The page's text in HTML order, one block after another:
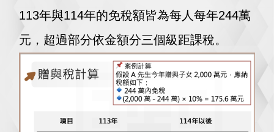
113年與114年的免稅額皆為每人每年244萬
元，超過部分依金額分三個級距課稅。